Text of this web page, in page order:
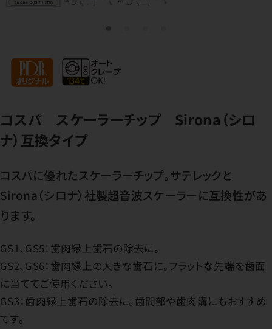
コスパ スケーラーチップ Sirona（シロ
ナ）互換タイプ
コスパに優れたスケーラーチップ。サテレックと
Sirona（シロナ）社製超音波スケーラーに互換性があ
ります。
GS1、GS5：歯肉縁上歯石の除去に。
GS2、GS6：歯肉縁上の大きな歯石に。フラットな先端を歯面
に当ててご使用ください。
GS3：歯肉縁上歯石の除去に。歯間部や歯肉溝にもおすすめ
です。